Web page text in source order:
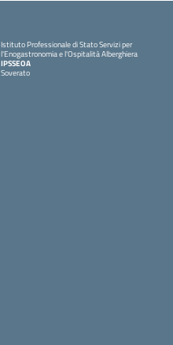
Istituto Professionale di Stato Servizi per
l'Enogastronomia e l'Ospitalità Alberghiera
IPSSEOA
Soverato